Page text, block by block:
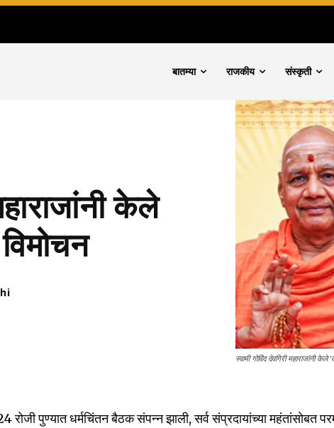
बातम्या राजकीय संस्कृती
केले
स्वामी गोविंद देवगिरी महाराजांनी
रोजी पुण्यात धर्मचिंतन बैठक संपन्न झाली, सर्व संप्रदायांच्या महंतांसोबत